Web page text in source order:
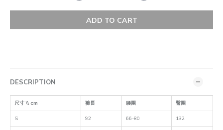
ADD TO CART
DESCRIPTION
尺寸 \\ cm 褲長 腰圍 臀圍
S 92 66-80 132